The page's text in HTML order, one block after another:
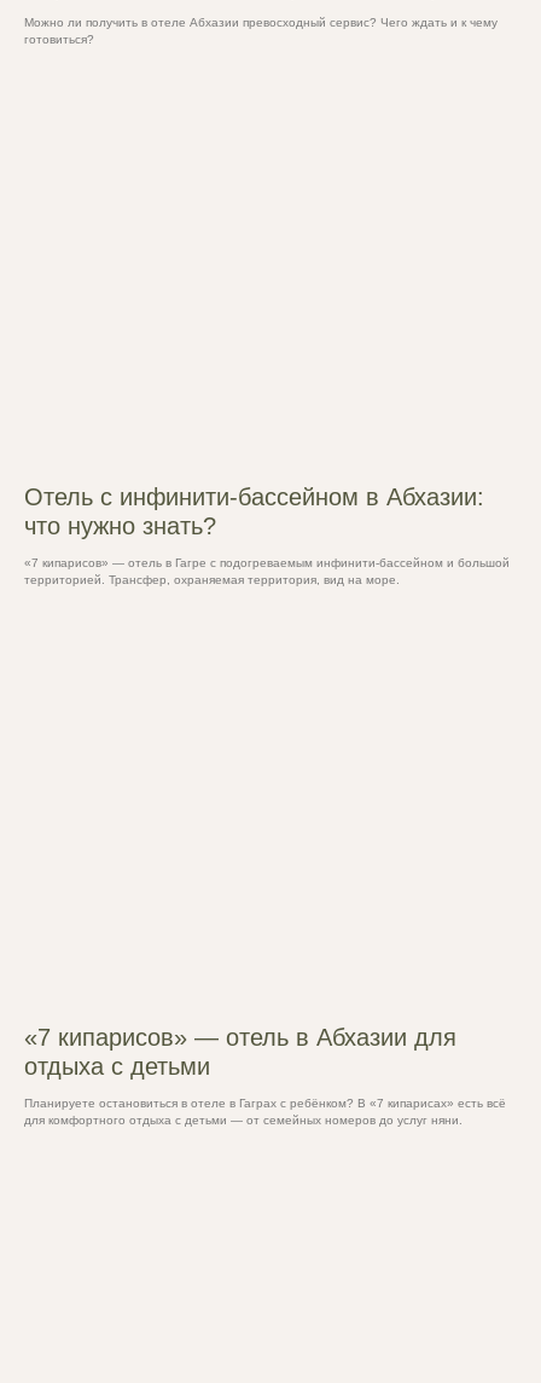
Можно ли получить в отеле Абхазии превосходный сервис? Чего ждать и к чему
готовиться?
Отель с инфинити-бассейном в Абхазии:
что нужно знать?
«7 кипарисов» — отель в Гагре с подогреваемым инфинити-бассейном и большой
территорией. Трансфер, охраняемая территория, вид на море.
«7 кипарисов» — отель в Абхазии для
отдыха с детьми
Планируете остановиться в отеле в Гаграх с ребёнком? В «7 кипарисах» есть всё
для комфортного отдыха с детьми — от семейных номеров до услуг няни.